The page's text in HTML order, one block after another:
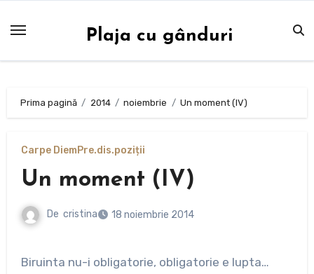
Plaja cu gânduri
Prima pagină 2014 noiembrie Un moment (IV)
Carpe Diem Pre.dis.poziții
Un moment (IV)
De cristina 18 noiembrie 2014
Biruinta nu-i obligatorie, obligatorie e lupta…